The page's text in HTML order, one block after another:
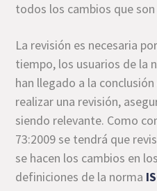
todos los cambios que
La revisión es necesaria
tiempo, los usuarios de la
han llegado a la
realizar una revisión,
siendo relevante. Como
73:2009 se tendrá que
se hacen los cambios en
definiciones de la norma